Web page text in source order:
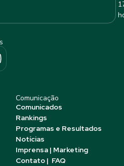
Comunicação
Comunicados
Rankings
Programas e Resultados
Notícias
Imprensa | Marketing
Contato | FAQ